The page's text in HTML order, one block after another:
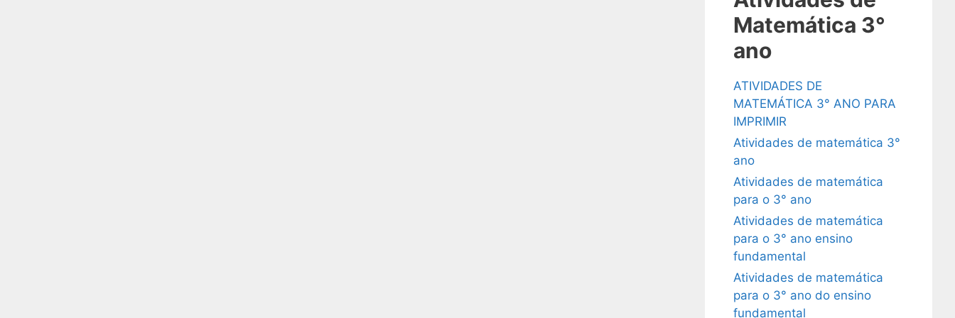
Matemática 3°
ano
ATIVIDADES DE
MATEMÁTICA 3° ANO PARA
IMPRIMIR
Atividades de matemática 3°
ano
Atividades de matemática
para o 3° ano
Atividades de matemática
para o 3° ano ensino
fundamental
Atividades de matemática
para o 3° ano do ensino
fundamental